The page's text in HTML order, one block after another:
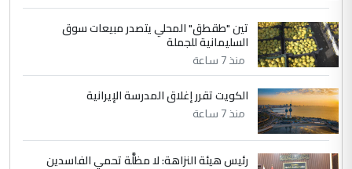
دقيق ومسؤول؛ فالاستثمار الحقيقي للإنسان
وثروات البلد يعتمد على الكفاءة ...
الموضوع :
بين الإهمال واغتصاب الأرض.. بلاد
الرافدين تعاني الجفاف والتصحر!!
تين "طقطق" المحلي يتصدر مبيعات سوق
السليمانية للجملة
منذ 7 ساعة
الكويت تقرر إغلاق المدرسة الإيرانية
منذ 7 ساعة
رئيس هيئة النزاهة: لا مظلَّة تحمي الفاسدين